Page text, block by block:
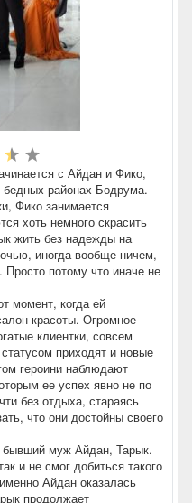
с Айдан и Фико,
бедных районах Бодрума.
Фико занимается
хоть немного скрасить
жить без надежды на
иногда вообще ничем,
Просто потому что иначе не
момент, когда ей
красоты. Огромное
клиентки, совсем
приходят и новые
героини наблюдают
ее успех явно не по
без отдыха, стараясь
что они достойны своего
бывший муж Айдан, Тарык.
и не смог добиться такого
Айдан оказалась
продолжает